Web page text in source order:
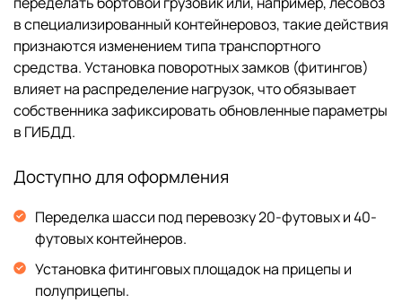
в специализированный контейнеровоз, такие действия
признаются изменением типа транспортного
средства. Установка поворотных замков (фитингов)
влияет на распределение нагрузок, что обязывает
собственника зафиксировать обновленные параметры
в ГИБДД.
Доступно для оформления
Переделка шасси под перевозку 20-футовых и 40-
футовых контейнеров.
Установка фитинговых площадок на прицепы и
полуприцепы.